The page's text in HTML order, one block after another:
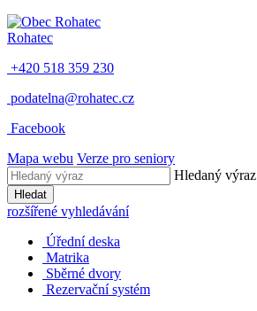
Rohatec
+420 518 359 230
podatelna@rohatec.cz
Facebook
Mapa webu Verze pro seniory
Hledaný výraz
Hledat
rozšířené vyhledávání
Úřední deska
Matrika
Sběrné dvory
Rezervační systém